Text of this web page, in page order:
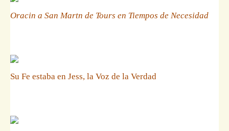
Oracin a San Martn de Tours en Tiempos de Necesidad
Su Fe estaba en Jess, la Voz de la Verdad